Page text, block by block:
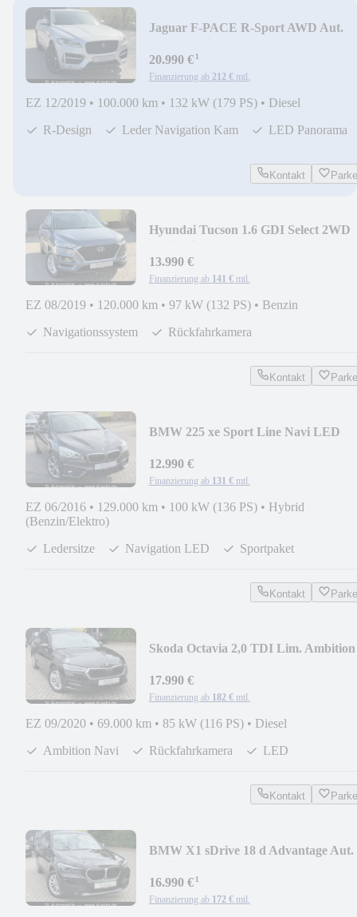
Jaguar F-PACE R-Sport AWD Aut.
20.990 €¹
Finanzierung ab 212 € mtl.
EZ 12/2019 • 100.000 km • 132 kW (179 PS) • Diesel
R-Design
Leder Navigation Kam LED Panorama
Kontakt
Hyundai Tucson 1.6 GDI Select 2WD
13.990 €
Finanzierung ab 141 € mtl.
EZ 08/2019 • 120.000 km • 97 kW (132 PS) • Benzin
Navigationssystem
Rückfahrkamera
Kontakt
BMW 225 xe Sport Line Navi LED
12.990 €
Finanzierung ab 131 € mtl.
EZ 06/2016 • 129.000 km • 100 kW (136 PS) • Hybrid
(Benzin/Elektro)
Ledersitze
Navigation LED Sportpaket
Kontakt
Skoda Octavia 2,0 TDI Lim. Ambition
17.990 €
Finanzierung ab 182 € mtl.
EZ 09/2020 • 69.000 km • 85 kW (116 PS) • Diesel
Ambition Navi
Rückfahrkamera LED
Kontakt
BMW X1 sDrive 18 d Advantage Aut.
16.990 €¹
Finanzierung ab 172 € mtl.